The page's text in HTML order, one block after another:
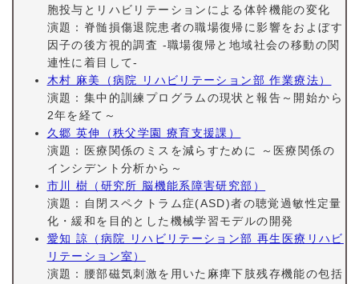
胞投与とリハビリテーションによる体幹機能の変化
演題：脊髄損傷退院患者の職場復帰に影響をおよぼす
因子の後方視的調査 -職場復帰と地域社会の移動の関
連性に着目して-
木村 麻美（病院 リハビリテーション部 作業療法）
演題：集中的訓練プログラムの現状と報告～開始から
2年を経て～
久郷 英伸（秩父学園 療育支援課）
演題：医療関係のミスを減らすために ～医療関係の
インシデント分析から～
市川 樹（研究所 脳機能系障害研究部）
演題：自閉スペクトラム症(ASD)者の聴覚過敏性定量
化・緩和を目的とした機械学習モデルの開発
愛知 諒（病院 リハビリテーション部 再生医療リハビ
リテーション室）
演題：腰部磁気刺激を用いた麻痺下肢残存機能の包括